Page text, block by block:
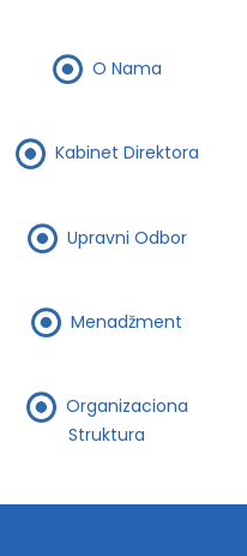
O Nama
Kabinet Direktora
Upravni Odbor
Menadžment
Organizaciona
Struktura